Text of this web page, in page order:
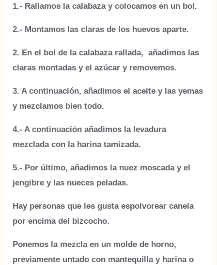
1.- Rallamos la calabaza y colocamos en un bol.
2.- Montamos las claras de los huevos aparte.
2. En el bol de la calabaza rallada, añadimos las
claras montadas y el azúcar y removemos.
3. A continuación, añadimos el aceite y las yemas
y mezclamos bien todo.
4.- A continuación añadimos la levadura
mezclada con la harina tamizada.
5.- Por último, añadimos la nuez moscada y el
jengibre y las nueces peladas.
Hay personas que les gusta espolvorear canela
por encima del bizcocho.
Ponemos la mezcla en un molde de horno,
previamente untado con mantequilla y harina o